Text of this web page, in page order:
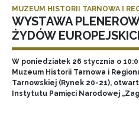
MUZEUM HISTORII TARNOWA I
WYSTAWA
ŻYDÓW
W poniedziałek 26 stycznia o
Muzeum Historii Tarnowa i
Tarnowskiej (Rynek 20-21),
Instytutu Pamięci Narodowej